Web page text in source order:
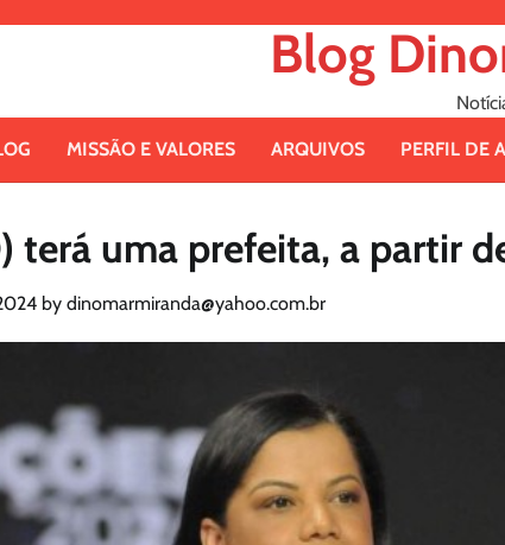
Blog
MISSÃO E VALORES ARQUIVOS PERFIL DE
terá uma prefeita, a partir
by dinomarmiranda@yahoo.com.br